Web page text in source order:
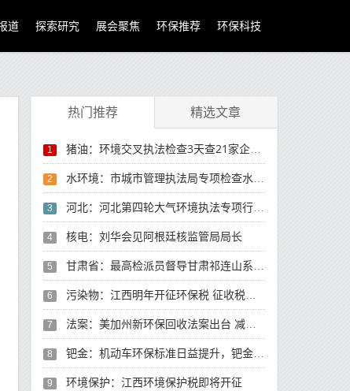
道 探索研究 展会聚焦 环保推荐 环保科技
热门推荐 精选文章
1 猪油：环境交叉执法检查3天查21家企业 6家被立案处理
2 水环境：市城市管理执法局专项检查水环境治理工作
3 河北：河北第四轮大气环境执法专项行动5天发现环境违法问题212个
4 核电：刘华会见阿根廷核监管局局长
5 甘肃省：最高检派员督导甘肃祁连山系列环境污染案 建议检察机关深挖生态环境问题背后的职务犯罪线索
6 污染物：江西明年开征环保税 征收税额已经确定(图)
7 法案：美加州新环保回收法案出台 减轻华人小商户负担
8 钯金：机动车环保标准日益提升，钯金应用前景高烧不退
9 环境保护：江西环境保护税即将开征